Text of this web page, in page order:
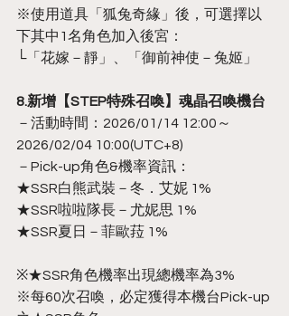
※使用道具「狐兔奇緣」後，可選擇以
下其中1名角色加入後宮：
└「花嫁－靜」、「御前神使－兔姬」
8.新增【STEP特殊召喚】魂晶召喚機台
－活動時間：2026/01/14 12:00～
2026/02/04 10:00(UTC+8)
－Pick-up角色&機率資訊：
★SSR白熊武裝－冬．艾妮 1%
★SSR啦啦隊長－尤妮思 1%
★SSR夏日－菲歐菈 1%
※★SSR角色機率出現總機率為3%
※每60次召喚，必定獲得本機台Pick-up